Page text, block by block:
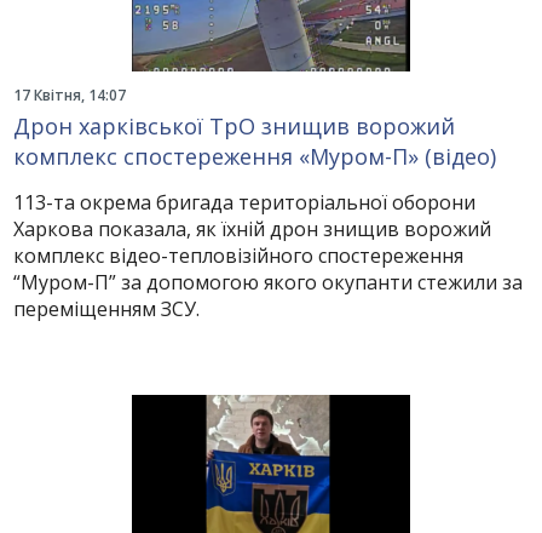
17 Квітня, 14:07
Дрон харківської ТрО знищив ворожий
комплекс спостереження «Муром-П» (відео)
113-та окрема бригада територіальної оборони
Харкова показала, як їхній дрон знищив ворожий
комплекс відео-тепловізійного спостереження
“Муром-П” за допомогою якого окупанти стежили за
переміщенням ЗСУ.